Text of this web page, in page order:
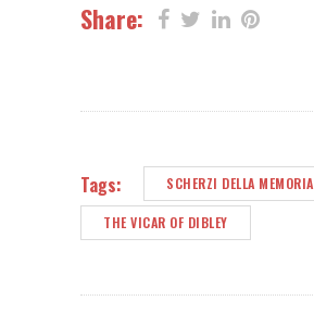
Share:
Tags: SCHERZI DELLA MEMORIA
THE VICAR OF DIBLEY